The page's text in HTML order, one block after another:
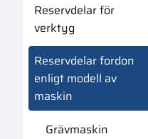
Reservdelar för
verktyg
Reservdelar fordon
enligt modell av
maskin
Grävmaskin